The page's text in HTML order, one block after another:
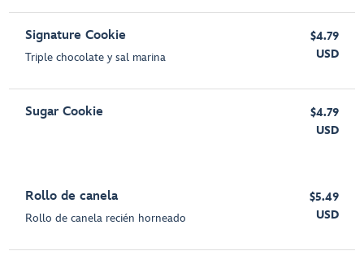
Signature Cookie
Triple chocolate y sal marina
$4.79
USD
Sugar Cookie
$4.79
USD
Rollo de canela
Rollo de canela recién horneado
$5.49
USD